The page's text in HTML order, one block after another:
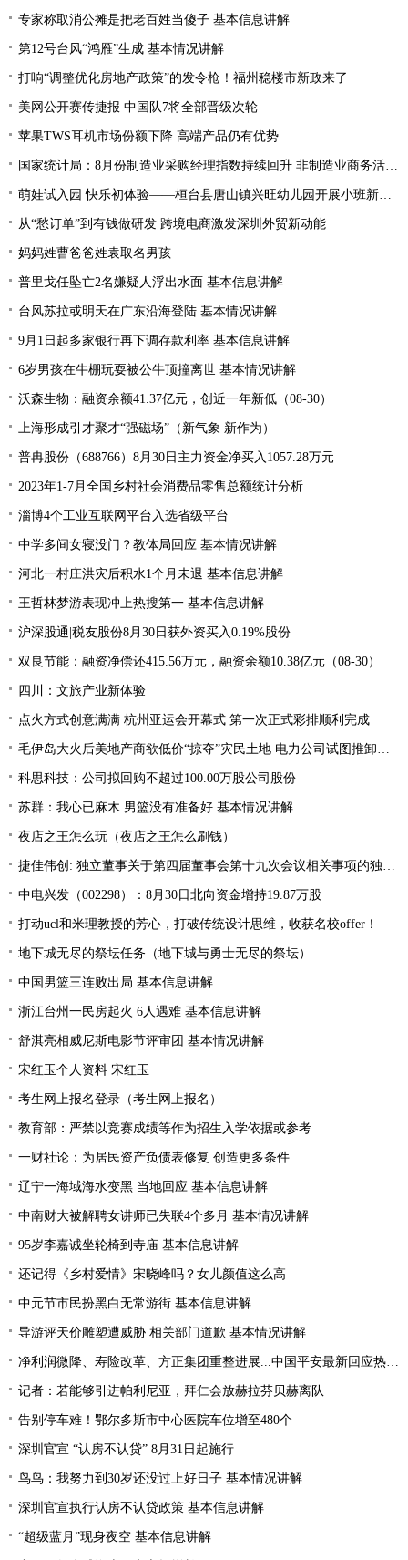
专家称取消公摊是把老百姓当傻子 基本信息讲解
第12号台风“鸿雁”生成 基本情况讲解
打响“调整优化房地产政策”的发令枪！福州稳楼市新政来了
美网公开赛传捷报 中国队7将全部晋级次轮
苹果TWS耳机市场份额下降 高端产品仍有优势
国家统计局：8月份制造业采购经理指数持续回升 非制造业商务活动指数延续扩张态势
萌娃试入园 快乐初体验——桓台县唐山镇兴旺幼儿园开展小班新生体验活动
从“愁订单”到有钱做研发 跨境电商激发深圳外贸新动能
妈妈姓曹爸爸姓袁取名男孩
普里戈任坠亡2名嫌疑人浮出水面 基本信息讲解
台风苏拉或明天在广东沿海登陆 基本情况讲解
9月1日起多家银行再下调存款利率 基本信息讲解
6岁男孩在牛棚玩耍被公牛顶撞离世 基本情况讲解
沃森生物：融资余额41.37亿元，创近一年新低（08-30）
上海形成引才聚才“强磁场”（新气象 新作为）
普冉股份（688766）8月30日主力资金净买入1057.28万元
2023年1-7月全国乡村社会消费品零售总额统计分析
淄博4个工业互联网平台入选省级平台
中学多间女寝没门？教体局回应 基本情况讲解
河北一村庄洪灾后积水1个月未退 基本信息讲解
王哲林梦游表现冲上热搜第一 基本信息讲解
沪深股通|税友股份8月30日获外资买入0.19%股份
双良节能：融资净偿还415.56万元，融资余额10.38亿元（08-30）
四川：文旅产业新体验
点火方式创意满满 杭州亚运会开幕式 第一次正式彩排顺利完成
毛伊岛大火后美地产商欲低价“掠夺”灾民土地 电力公司试图推卸责任
科思科技：公司拟回购不超过100.00万股公司股份
苏群：我心已麻木 男篮没有准备好 基本情况讲解
夜店之王怎么玩（夜店之王怎么刷钱）
捷佳伟创: 独立董事关于第四届董事会第十九次会议相关事项的独立意见
中电兴发（002298）：8月30日北向资金增持19.87万股
打动ucl和米理教授的芳心，打破传统设计思维，收获名校offer！
地下城无尽的祭坛任务（地下城与勇士无尽的祭坛）
中国男篮三连败出局 基本信息讲解
浙江台州一民房起火 6人遇难 基本信息讲解
舒淇亮相威尼斯电影节评审团 基本情况讲解
宋红玉个人资料 宋红玉
考生网上报名登录（考生网上报名）
教育部：严禁以竞赛成绩等作为招生入学依据或参考
一财社论：为居民资产负债表修复 创造更多条件
辽宁一海域海水变黑 当地回应 基本信息讲解
中南财大被解聘女讲师已失联4个多月 基本情况讲解
95岁李嘉诚坐轮椅到寺庙 基本信息讲解
还记得《乡村爱情》宋晓峰吗？女儿颜值这么高
中元节市民扮黑白无常游街 基本信息讲解
导游评天价雕塑遭威胁 相关部门道歉 基本情况讲解
净利润微降、寿险改革、方正集团重整进展...中国平安最新回应热点问题
记者：若能够引进帕利尼亚，拜仁会放赫拉芬贝赫离队
告别停车难！鄂尔多斯市中心医院车位增至480个
深圳官宣 “认房不认贷” 8月31日起施行
鸟鸟：我努力到30岁还没过上好日子 基本情况讲解
深圳官宣执行认房不认贷政策 基本信息讲解
“超级蓝月”现身夜空 基本信息讲解